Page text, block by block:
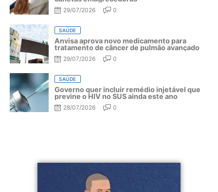
29/07/2026 0
SAÚDE
Anvisa aprova novo medicamento para
tratamento de câncer de pulmão avançado
29/07/2026 0
SAÚDE
Governo quer incluir remédio injetável que
previne o HIV no SUS ainda este ano
28/07/2026 0